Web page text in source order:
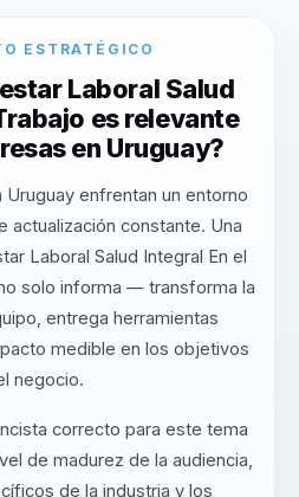
ESTRATÉGICO
Laboral Salud
es relevante
en Uruguay?
enfrentan un entorno
actualización constante. Una
Laboral Salud Integral En el
solo informa — transforma la
entrega herramientas
medible en los objetivos
negocio.
correcto para este tema
de madurez de la audiencia,
de la industria y los